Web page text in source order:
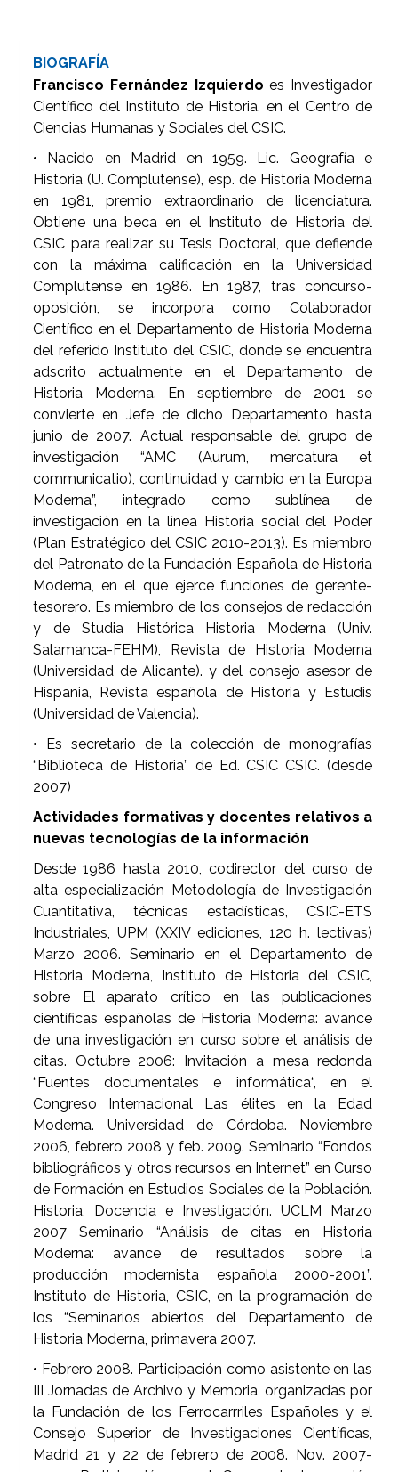
BIOGRAFÍA
Francisco Fernández Izquierdo es Investigador
Científico del Instituto de Historia, en el Centro de
Ciencias Humanas y Sociales del CSIC.
• Nacido en Madrid en 1959. Lic. Geografía e
Historia (U. Complutense), esp. de Historia Moderna
en 1981, premio extraordinario de licenciatura.
Obtiene una beca en el Instituto de Historia del
CSIC para realizar su Tesis Doctoral, que defiende
con la máxima calificación en la Universidad
Complutense en 1986. En 1987, tras concurso-
oposición, se incorpora como Colaborador
Científico en el Departamento de Historia Moderna
del referido Instituto del CSIC, donde se encuentra
adscrito actualmente en el Departamento de
Historia Moderna. En septiembre de 2001 se
convierte en Jefe de dicho Departamento hasta
junio de 2007. Actual responsable del grupo de
investigación “AMC (Aurum, mercatura et
communicatio), continuidad y cambio en la Europa
Moderna”, integrado como sublínea de
investigación en la línea Historia social del Poder
(Plan Estratégico del CSIC 2010-2013). Es miembro
del Patronato de la Fundación Española de Historia
Moderna, en el que ejerce funciones de gerente-
tesorero. Es miembro de los consejos de redacción
y de Studia Histórica Historia Moderna (Univ.
Salamanca-FEHM), Revista de Historia Moderna
(Universidad de Alicante). y del consejo asesor de
Hispania, Revista española de Historia y Estudis
(Universidad de Valencia).
• Es secretario de la colección de monografías
“Biblioteca de Historia” de Ed. CSIC CSIC. (desde
2007)
Actividades formativas y docentes relativos a
nuevas tecnologías de la información
Desde 1986 hasta 2010, codirector del curso de
alta especialización Metodología de Investigación
Cuantitativa, técnicas estadísticas, CSIC-ETS
Industriales, UPM (XXIV ediciones, 120 h. lectivas)
Marzo 2006. Seminario en el Departamento de
Historia Moderna, Instituto de Historia del CSIC,
sobre El aparato crítico en las publicaciones
científicas españolas de Historia Moderna: avance
de una investigación en curso sobre el análisis de
citas. Octubre 2006: Invitación a mesa redonda
“Fuentes documentales e informática“, en el
Congreso Internacional Las élites en la Edad
Moderna. Universidad de Córdoba. Noviembre
2006, febrero 2008 y feb. 2009. Seminario “Fondos
bibliográficos y otros recursos en Internet” en Curso
de Formación en Estudios Sociales de la Población.
Historia, Docencia e Investigación. UCLM Marzo
2007 Seminario “Análisis de citas en Historia
Moderna: avance de resultados sobre la
producción modernista española 2000-2001”.
Instituto de Historia, CSIC, en la programación de
los “Seminarios abiertos del Departamento de
Historia Moderna, primavera 2007.
• Febrero 2008. Participación como asistente en las
III Jornadas de Archivo y Memoria, organizadas por
la Fundación de los Ferrocarrriles Españoles y el
Consejo Superior de Investigaciones Científicas,
Madrid 21 y 22 de febrero de 2008. Nov. 2007-